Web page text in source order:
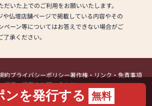
ンを発行する 無料
だいた上でのご利用をお願いいたします。
や仏壇店舗ページで掲載している内容やその
ペーン等についてはお答えできない場合がご
承ください。
約プライバシーポリシー著作権・リンク・免責事項
提携・掲載のお問い合わせ
Shinsho, Ltd. All Rights Reserved.